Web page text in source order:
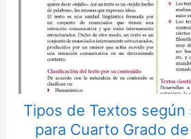
Tipos de Textos
para Cuarto Grado